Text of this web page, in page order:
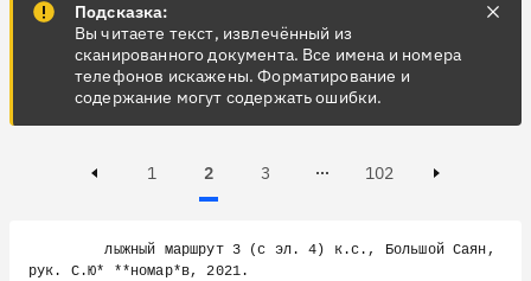
Подсказка:
Вы читаете текст, извлечённый из
сканированного документа. Все имена и номера
телефонов искажены. Форматирование и
содержание могут содержать ошибки.
Page
1 Page
2 Active, Page
3 Page
102
         лыжный маршрут 3 (с эл. 4) к.с., Большой Саян,
рук. С.Ю* **номар*в, 2021.